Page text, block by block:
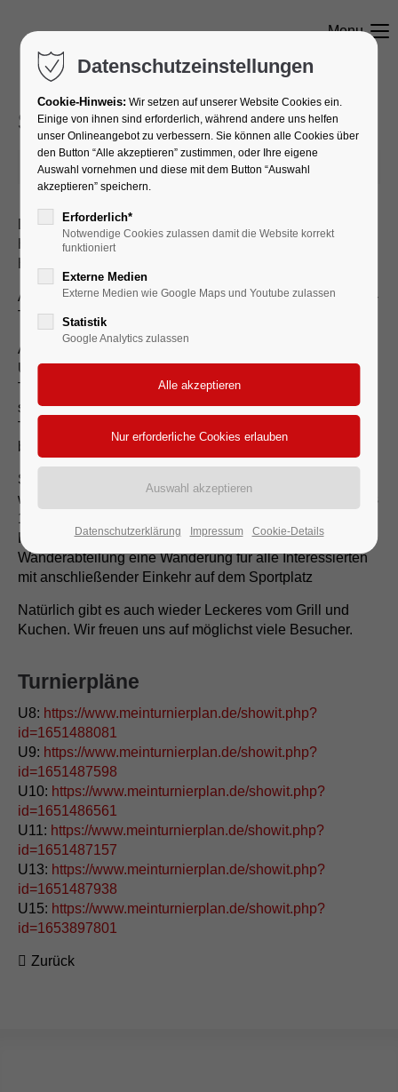
Menu
Sportwoche 2022
2022-05-30 09:05
Die Vorbereitungen für die Sportwoche des SSV
Happerschoß vom 17.06. bis 19.06.2022 laufen auf
Am Freitag, den 17.06. findet das traditionelle AlteHerren-
Turnier statt.
Am Samstag startet der GallierCup mit den U8, U10 und
U13-Mannschaften. Ab 13:00 Uhr findet ein Ehemaligen-
Treffen inkl. Torwandschießen statt. Ab 14:00 Uhr können
sich Kinder mit den Eltern beim Tischtennis in der
Turnhalle messen. Ab ca. 19:30 Uhr lassen wir den Tag
bei gemütlichem Beisammensein ausklingen.
Sonntags ist mit den U9, U10 und U15-Teams ein
weiterer Turniertag ab 9:00 Uhr in Planung. Von 10:00 bis
12:00 Uhr findet in der Turnhalle ein Ninja Parcours für
Kinder ab 8 Jahren statt. Um 10:30 Uhr startet unsere
Wanderabteilung eine Wanderung für alle Interessierten
mit anschließender Einkehr auf dem Sportplatz
Natürlich gibt es auch wieder Leckeres vom Grill und
Kuchen. Wir freuen uns auf möglichst viele Besucher.
Turnierpläne
U8: https://www.meinturnierplan.de/showit.php?
id=1651488081
U9: https://www.meinturnierplan.de/showit.php?
id=1651487598
U10: https://www.meinturnierplan.de/showit.php?
id=1651486561
U11: https://www.meinturnierplan.de/showit.php?
id=1651487157
U13: https://www.meinturnierplan.de/showit.php?
id=1651487938
U15: https://www.meinturnierplan.de/showit.php?
id=1653897801
Zurück
Datenschutzeinstellungen
Cookie-Hinweis: Wir setzen auf unserer Website Cookies ein.
Einige von ihnen sind erforderlich, während andere uns helfen
unser Onlineangebot zu verbessern. Sie können alle Cookies über
den Button “Alle akzeptieren” zustimmen, oder Ihre eigene
Auswahl vornehmen und diese mit dem Button “Auswahl
akzeptieren” speichern.
Erforderlich*
Notwendige Cookies zulassen damit die Website korrekt
funktioniert
Externe Medien
Externe Medien wie Google Maps und Youtube zulassen
Statistik
Google Analytics zulassen
Datenschutzerklärung Impressum Cookie-Details